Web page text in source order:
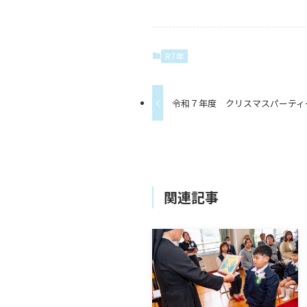
R7年
令和７年度 クリスマスパーティ
関連記事